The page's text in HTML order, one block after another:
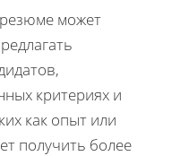
может
критериях и
как опыт или
получить более